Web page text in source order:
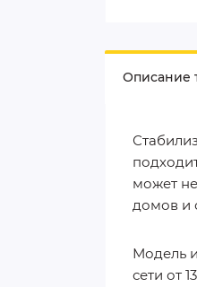
Описание
может
домов и
Модель
сети от